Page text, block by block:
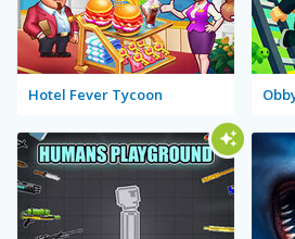
Hotel Fever Tycoon